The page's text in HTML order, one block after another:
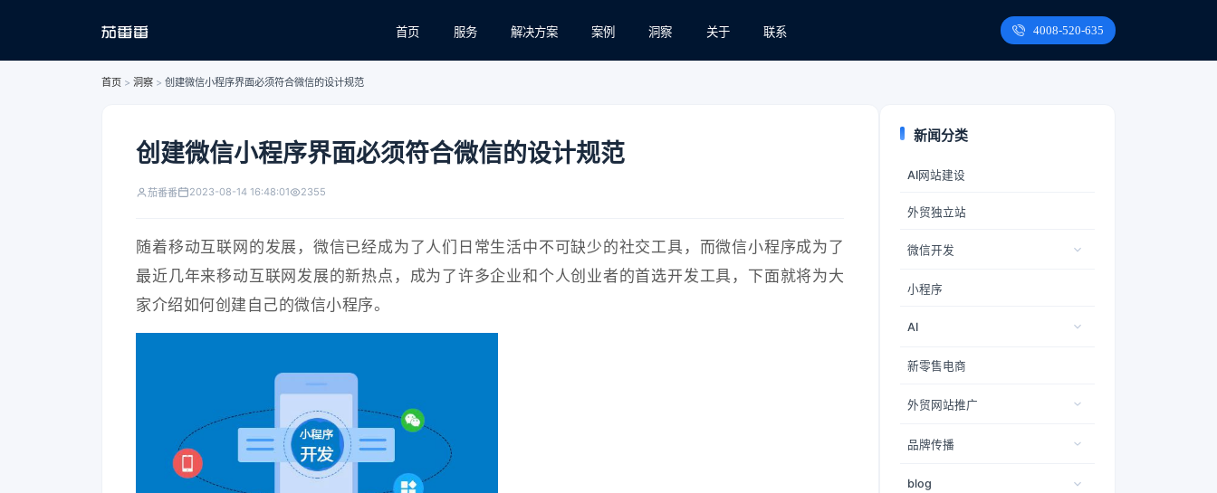
首页 服务 解决方案 案例 洞察 关于 联系 4008-520-635
首页 > 洞察 > 创建微信小程序界面必须符合微信的设计规范
创建微信小程序界面必须符合微信的设计规范
茄番番 2023-08-14 16:48:01 2355
随着移动互联网的发展，微信已经成为了人们日常生活中不可缺少的社交工具，而微信小程序成为了
最近几年来移动互联网发展的新热点，成为了许多企业和个人创业者的首选开发工具，下面就将为大
家介绍如何创建自己的微信小程序。
新闻分类
AI网站建设
外贸独立站
微信开发
小程序
AI
新零售电商
外贸网站推广
品牌传播
blog